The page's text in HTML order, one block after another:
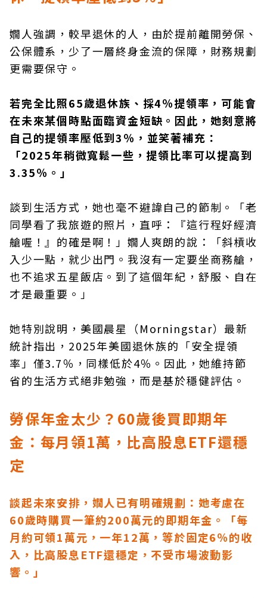
嫺人強調，較早退休的人，由於提前離開勞保、
公保體系，少了一層終身金流的保障，財務規劃
更需要保守。
若完全比照65歲退休族、採4％提領率，可能會
在未來某個時點面臨資金短缺。因此，她刻意將
自己的提領率壓低到3％，並笑著補充：
「2025年稍微寬鬆一些，提領比率可以提高到
3.35％。」
談到生活方式，她也毫不避諱自己的節制。「老
同學看了我旅遊的照片，直呼：『這行程好經濟
艙喔！』的確是啊！」嫺人爽朗的說：「斜槓收
入少一點，就少出門。我沒有一定要坐商務艙，
也不追求五星飯店。到了這個年紀，舒服、自在
才是最重要。」
她特別說明，美國晨星（Morningstar）最新
統計指出，2025年美國退休族的「安全提領
率」僅3.7％，同樣低於4％。因此，她維持節
省的生活方式絕非勉強，而是基於穩健評估。
勞保年金太少？60歲後買即期年
金：每月領1萬，比高股息ETF還穩
定
談起未來安排，嫺人已有明確規劃：她考慮在
60歲時購買一筆約200萬元的即期年金。「每
月約可領1萬元，一年12萬，等於固定6％的收
入，比高股息ETF還穩定，不受市場波動影
響。」